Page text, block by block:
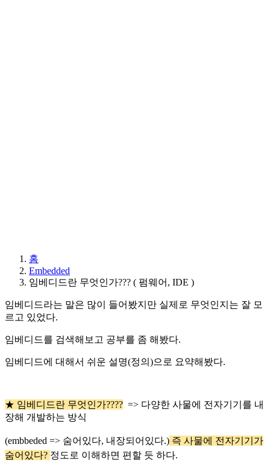
홈
Embedded
임베디드란 무엇인가??? ( 펌웨어, IDE )
임베디드라는 말은 많이 들어봤지만 실제로 무엇인지는 잘 모
르고 있었다.
임베디드를 검색해보고 공부를 좀 해봤다.
임베디드에 대해서 쉬운 설명(정의)으로 요약해봤다.
★ 임베디드란 무엇인가???? => 다양한 사물에 전자기기를 내
장해 개발하는 방식
(embbeded => 숨어있다, 내장되어있다.) 즉 사물에 전자기기가
숨어있다? 정도로 이해하면 편할 듯 하다.